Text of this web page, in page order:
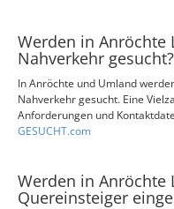
Werden in Anröchte
Nahverkehr gesucht?
In Anröchte und Umland
Nahverkehr gesucht. Eine
Anforderungen und
GESUCHT.com
Werden in Anröchte
Quereinsteiger